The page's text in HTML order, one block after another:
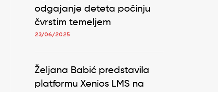
odgajanje deteta počinju
čvrstim temeljem
23/06/2025
Željana Babić predstavila
platformu Xenios LMS na